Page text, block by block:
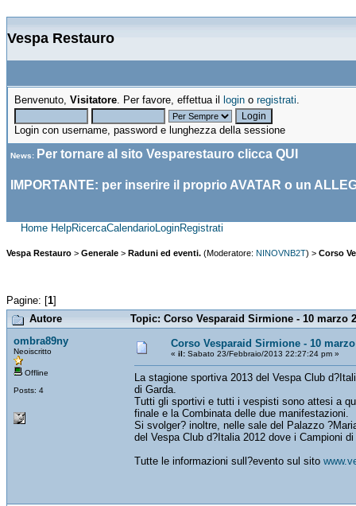
Vespa Restauro
Benvenuto, Visitatore. Per favore, effettua il login o registrati.
Login con username, password e lunghezza della sessione
News: Per tornare al sito Vesparestauro clicca QUI
IMPORTANTE: per inserire il proprio AVATAR o un
Home HelpRicercaCalendarioLoginRegistrati
Vespa Restauro > Generale > Raduni ed eventi. (Moderatore: NINOVNB2T) > Corso
Pagine: [1]
Autore
Topic: Corso Vesparaid Sirmione - 10 marzo
ombra89ny
Neoiscritto
Offline
Posts: 4
Corso Vesparaid Sirmione - 10 marzo
« il: Sabato 23/Febbraio/2013 22:27:24 pm »
La stagione sportiva 2013 del Vespa Club
di Garda.
Tutti gli sportivi e tutti i vespisti sono attesi a
finale e la Combinata delle due manifestazioni.
Si svolger? inoltre, nelle sale del Palazzo
del Vespa Club d?Italia 2012 dove i Campioni
Tutte le informazioni sull?evento sul sito